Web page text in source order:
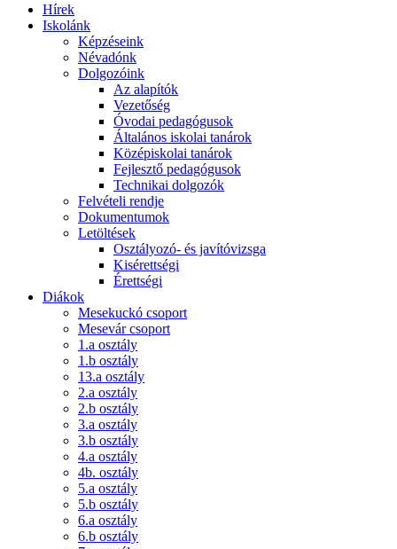
Hírek
Iskolánk
Képzéseink
Névadónk
Dolgozóink
Az alapítók
Vezetőség
Óvodai pedagógusok
Általános iskolai tanárok
Középiskolai tanárok
Fejlesztő pedagógusok
Technikai dolgozók
Felvételi rendje
Dokumentumok
Letöltések
Osztályozó- és javítóvizsga
Kisérettségi
Érettségi
Diákok
Mesekuckó csoport
Mesevár csoport
1.a osztály
1.b osztály
13.a osztály
2.a osztály
2.b osztály
3.a osztály
3.b osztály
4.a osztály
4b. osztály
5.a osztály
5.b osztály
6.a osztály
6.b osztály